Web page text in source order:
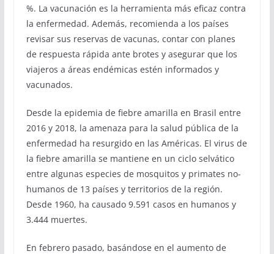
%. La vacunación es la herramienta más eficaz contra
la enfermedad. Además, recomienda a los países
revisar sus reservas de vacunas, contar con planes
de respuesta rápida ante brotes y asegurar que los
viajeros a áreas endémicas estén informados y
vacunados.
Desde la epidemia de fiebre amarilla en Brasil entre
2016 y 2018, la amenaza para la salud pública de la
enfermedad ha resurgido en las Américas. El virus de
la fiebre amarilla se mantiene en un ciclo selvático
entre algunas especies de mosquitos y primates no-
humanos de 13 países y territorios de la región.
Desde 1960, ha causado 9.591 casos en humanos y
3.444 muertes.
En febrero pasado, basándose en el aumento de